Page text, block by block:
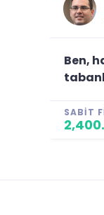
Ben,
SABIT